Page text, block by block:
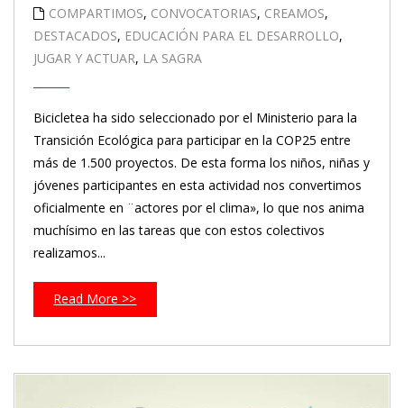
COMPARTIMOS, CONVOCATORIAS, CREAMOS,
DESTACADOS, EDUCACIÓN PARA EL DESARROLLO,
JUGAR Y ACTUAR, LA SAGRA
Bicicletea ha sido seleccionado por el Ministerio para la
Transición Ecológica para participar en la COP25 entre
más de 1.500 proyectos. De esta forma los niños, niñas y
jóvenes participantes en esta actividad nos convertimos
oficialmente en ¨actores por el clima», lo que nos anima
muchísimo en las tareas que con estos colectivos
realizamos...
Read More >>